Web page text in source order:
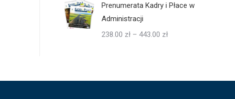
Prenumerata Kadry i Płace w
Administracji
238.00 zł – 443.00 złZakres